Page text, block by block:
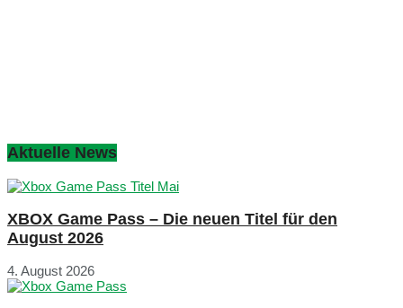
Aktuelle News
XBOX Game Pass – Die neuen Titel für den
August 2026
4. August 2026